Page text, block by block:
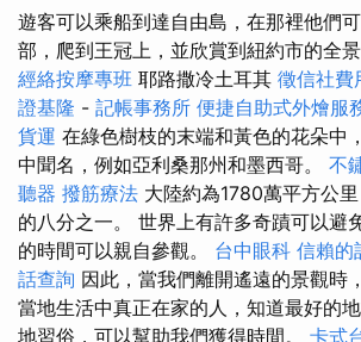
遊客可以乘船到達自由島，在那裡他們
部，爬到王冠上，並欣賞到紐約市的全景
經絡按摩專班 耶路撒冷土耳其 徵信社費
證基隆 - 記帳事務所 便捷自助式外燴服
貨運 在綠色樹枝的末端和黃色的花朵中
中聞名，例如亞利桑那州和墨西哥。 不
聽器 撥筋療法 大陸約為1780萬平方公
的八分之一。 世界上有許多奇蹟可以避
的時間可以親自參觀。 台中眼科 信賴的
話查詢 因此，當我們離開遙遠的景觀時
當地生活中真正在家的人，知道最好的
地習俗，可以幫助我們獲得時間。 卡式